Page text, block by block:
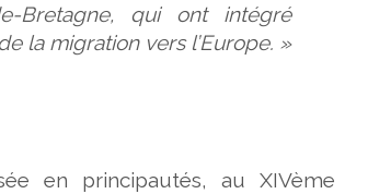
Bretagne, qui ont intégré
la migration vers l’Europe. »
en principautés, au XIVème